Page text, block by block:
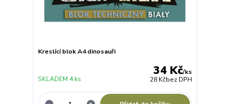
Kreslící blok A4 dinosauři
34 Kč/ks
28 Kčbez DPH
SKLADEM 4 ks